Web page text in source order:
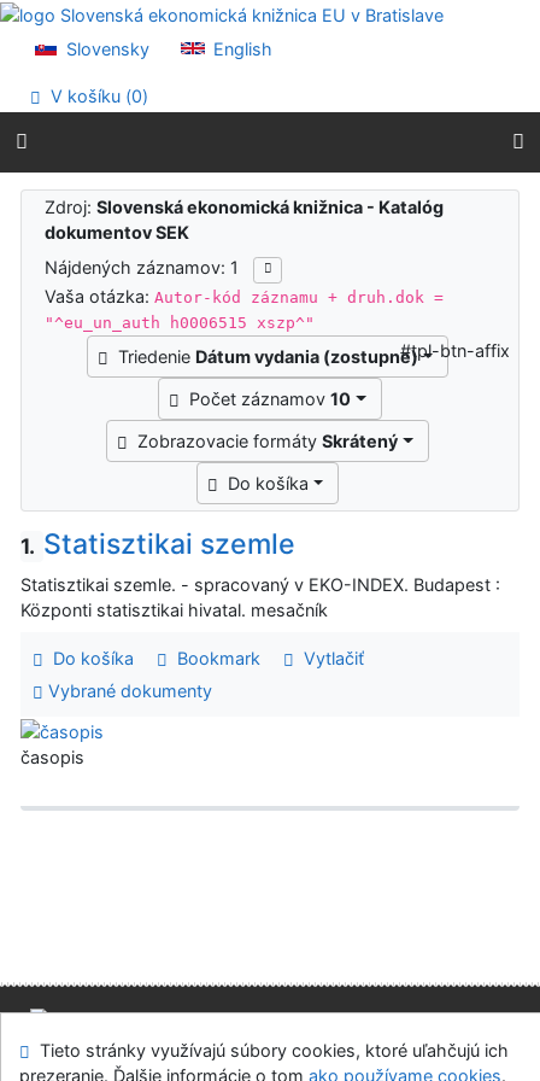
Prejsť na obsah
Prehlásenie o webovej prístupnosti
Slovensky English
V košíku (0)
Výsledky vyhľadávania
Zdroj:Slovenská ekonomická knižnica - Katalóg
dokumentov SEK
Nájdených záznamov: 1
Vaša otázka:Autor-kód záznamu + druh.dok =
"^eu_un_auth h0006515 xszp^"
Triedenie Dátum vydania (zostupne)
Počet záznamov10
Zobrazovacie formátySkrátený
Do košíka
#tpl-btn-affix
1. Statisztikai szemle
Statisztikai szemle. - spracovaný v EKO-INDEX. Budapest :
Központi statisztikai hivatal. mesačník
Do košíka Bookmark
Vytlačiť
Vybrané dokumenty
časopis
Mapa stránok Prístupnosť
Súkromie
Tieto stránky využívajú súbory cookies, ktoré uľahčujú ich
prezeranie. Ďalšie informácie o tom ako používame cookies.